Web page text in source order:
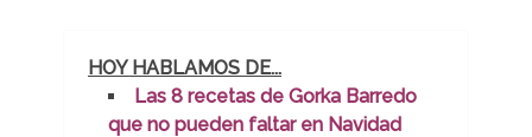
HOY HABLAMOS DE...
Las 8 recetas de Gorka Barredo
que no pueden faltar en Navidad